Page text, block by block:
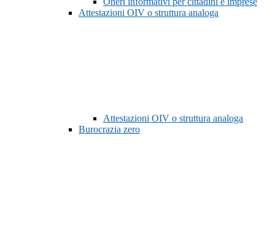
Attestazioni OIV o struttura analoga
Attestazioni OIV o struttura analoga
Burocrazia zero